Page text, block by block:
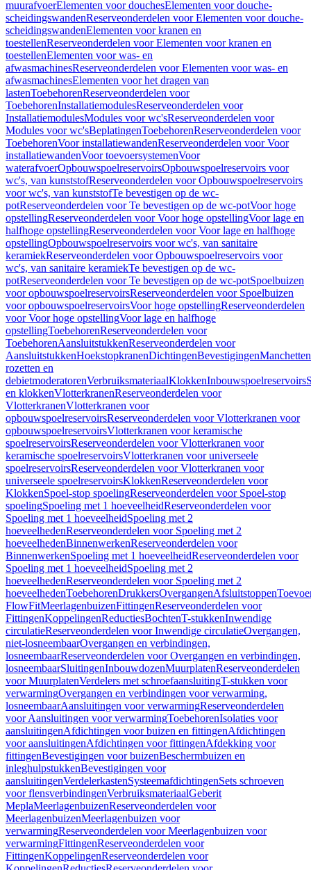
muurafvoerElementen voor douchesElementen voor douche-
scheidingswandenReserveonderdelen voor Elementen voor douche-
scheidingswandenElementen voor kranen en
toestellenReserveonderdelen voor Elementen voor kranen en
toestellenElementen voor was- en
afwasmachinesReserveonderdelen voor Elementen voor was- en
afwasmachinesElementen voor het dragen van
lastenToebehorenReserveonderdelen voor
ToebehorenInstallatiemodulesReserveonderdelen voor
InstallatiemodulesModules voor wc'sReserveonderdelen voor
Modules voor wc'sBeplatingenToebehorenReserveonderdelen voor
ToebehorenVoor installatiewandenReserveonderdelen voor Voor
installatiewandenVoor toevoersystemenVoor
waterafvoerOpbouwspoelreservoirsOpbouwspoelreservoirs voor
wc's, van kunststofReserveonderdelen voor Opbouwspoelreservoirs
voor wc's, van kunststofTe bevestigen op de wc-
potReserveonderdelen voor Te bevestigen op de wc-potVoor hoge
opstellingReserveonderdelen voor Voor hoge opstellingVoor lage en
halfhoge opstellingReserveonderdelen voor Voor lage en halfhoge
opstellingOpbouwspoelreservoirs voor wc's, van sanitaire
keramiekReserveonderdelen voor Opbouwspoelreservoirs voor
wc's, van sanitaire keramiekTe bevestigen op de wc-
potReserveonderdelen voor Te bevestigen op de wc-potSpoelbuizen
voor opbouwspoelreservoirsReserveonderdelen voor Spoelbuizen
voor opbouwspoelreservoirsVoor hoge opstellingReserveonderdelen
voor Voor hoge opstellingVoor lage en halfhoge
opstellingToebehorenReserveonderdelen voor
ToebehorenAansluitstukkenReserveonderdelen voor
AansluitstukkenHoekstopkranenDichtingenBevestigingenManchetten
rozetten en
debietmoderatorenVerbruiksmateriaalKlokkenInbouwspoelreservoirs
en klokkenVlotterkranenReserveonderdelen voor
VlotterkranenVlotterkranen voor
opbouwspoelreservoirsReserveonderdelen voor Vlotterkranen voor
opbouwspoelreservoirsVlotterkranen voor keramische
spoelreservoirsReserveonderdelen voor Vlotterkranen voor
keramische spoelreservoirsVlotterkranen voor universeele
spoelreservoirsReserveonderdelen voor Vlotterkranen voor
universeele spoelreservoirsKlokkenReserveonderdelen voor
KlokkenSpoel-stop spoelingReserveonderdelen voor Spoel-stop
spoelingSpoeling met 1 hoeveelheidReserveonderdelen voor
Spoeling met 1 hoeveelheidSpoeling met 2
hoeveelhedenReserveonderdelen voor Spoeling met 2
hoeveelhedenBinnenwerkenReserveonderdelen voor
BinnenwerkenSpoeling met 1 hoeveelheidReserveonderdelen voor
Spoeling met 1 hoeveelheidSpoeling met 2
hoeveelhedenReserveonderdelen voor Spoeling met 2
hoeveelhedenToebehorenDrukkersOvergangenAfsluitstoppen
FlowFitMeerlagenbuizenFittingenReserveonderdelen voor
FittingenKoppelingenReductiesBochtenT-stukkenInwendige
circulatieReserveonderdelen voor Inwendige circulatieOvergangen,
niet-losneembaarOvergangen en verbindingen,
losneembaarReserveonderdelen voor Overgangen en verbindingen,
losneembaarSluitingenInbouwdozenMuurplatenReserveonderdelen
voor MuurplatenVerdelers met schroefaansluitingT-stukken voor
verwarmingOvergangen en verbindingen voor verwarming,
losneembaarAansluitingen voor verwarmingReserveonderdelen
voor Aansluitingen voor verwarmingToebehorenIsolaties voor
aansluitingenAfdichtingen voor buizen en fittingenAfdichtingen
voor aansluitingenAfdichtingen voor fittingenAfdekking voor
fittingenBevestigingen voor buizenBeschermbuizen en
inleghulpstukkenBevestigingen voor
aansluitingenVerdelerkastenSysteemafdichtingenSets schroeven
voor flensverbindingenVerbruiksmateriaalGeberit
MeplaMeerlagenbuizenReserveonderdelen voor
MeerlagenbuizenMeerlagenbuizen voor
verwarmingReserveonderdelen voor Meerlagenbuizen voor
verwarmingFittingenReserveonderdelen voor
FittingenKoppelingenReserveonderdelen voor